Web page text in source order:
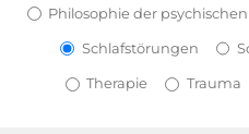
Philosophie der
Schlafstörungen
Therapie Trauma